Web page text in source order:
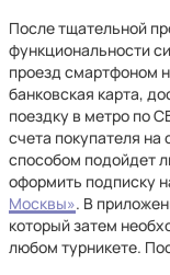
После тщательной
функциональности
проезд смартфоном
банковская карта,
поездку в метро по
счета покупателя
способом подойдет
оформить подписку
Москвы». В
который затем
любом турникете.